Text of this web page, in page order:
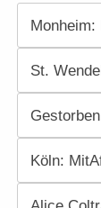
St.
Köln: